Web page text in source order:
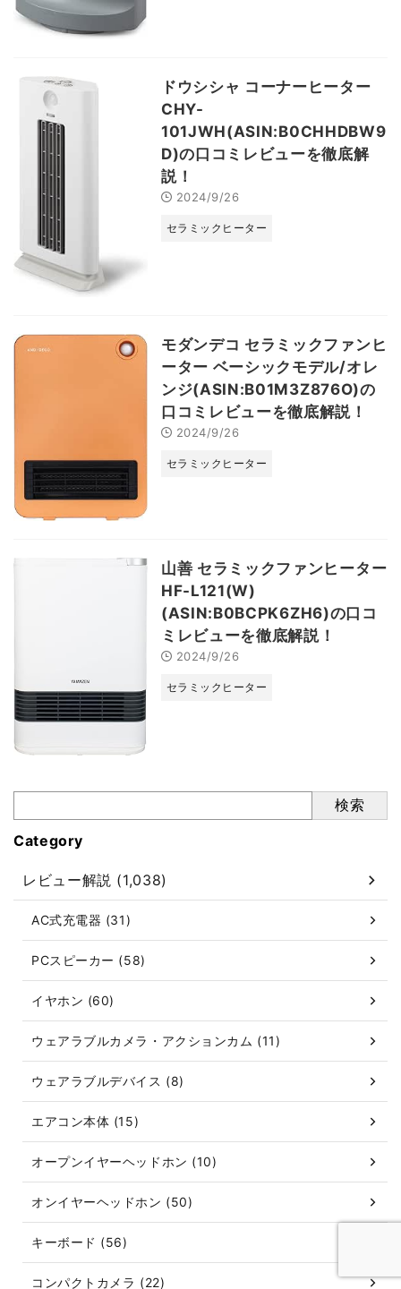
ドウシシャ コーナーヒーター
CHY-
101JWH(ASIN:B0CHHDBW9
D)の口コミレビューを徹底解
説！
2024/9/26
セラミックヒーター
モダンデコ セラミックファンヒ
ーター ベーシックモデル/オレ
ンジ(ASIN:B01M3Z876O)の
口コミレビューを徹底解説！
2024/9/26
セラミックヒーター
山善 セラミックファンヒーター
HF-L121(W)
(ASIN:B0BCPK6ZH6)の口コ
ミレビューを徹底解説！
2024/9/26
セラミックヒーター
検索
Category
レビュー解説 (1,038)
AC式充電器 (31)
PCスピーカー (58)
イヤホン (60)
ウェアラブルカメラ・アクションカム (11)
ウェアラブルデバイス (8)
エアコン本体 (15)
オープンイヤーヘッドホン (10)
オンイヤーヘッドホン (50)
キーボード (56)
コンパクトカメラ (22)